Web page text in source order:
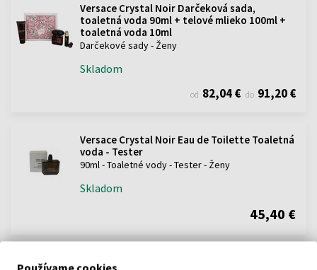
Versace Crystal Noir Darčeková sada,
toaletná voda 90ml + telové mlieko 100ml +
toaletná voda 10ml
Darčekové sady - Ženy
Skladom
od 82,04 € do 91,20 €
Versace Crystal Noir Eau de Toilette Toaletná
voda - Tester
90ml - Toaletné vody - Tester - Ženy
Skladom
45,40 €
Versace Crystal Noir Eau de Toilette Toaletná
Používame cookies